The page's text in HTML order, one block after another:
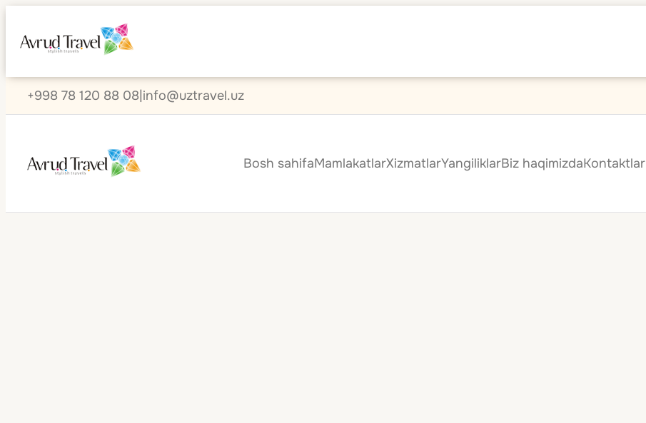
+998 78 120 88 08 info@uztravel.uz
Bosh sahifaMamlakatlarXizmatlarYangiliklarBiz haqimizdaKontaktlar